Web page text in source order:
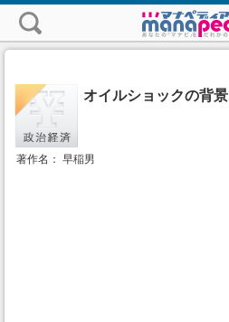
オイルショックの背景
著作名： 早稲男